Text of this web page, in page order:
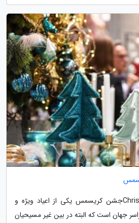
جشن کریسمس | Christmasجشن کریسمس یکی از اعیاد ویژه و
جهان است که البته در بین غیر مسیحیان